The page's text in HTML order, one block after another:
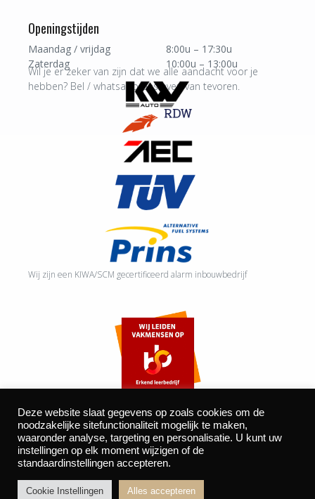
Openingstijden
Maandag / vrijdag
8:00u – 17:30u
Zaterdag
10:00u – 13:00u
Wil je er zeker van zijn dat we alle aandacht voor je
hebben? Bel / whatsapp ons even van tevoren.
Wij zijn een KIWA/SCM gecertificeerd alarm inbouwbedrijf
©2026 Autocentrum Bijvelds BV. De Beeke 4, 5469 DW Erp
| website door
Deze website slaat gegevens op zoals cookies om de
noodzakelijke sitefunctionaliteit mogelijk te maken,
waaronder analyse, targeting en personalisatie. U kunt uw
instellingen op elk moment wijzigen of de
standaardinstellingen accepteren.
Cookie Instellingen Alles accepteren